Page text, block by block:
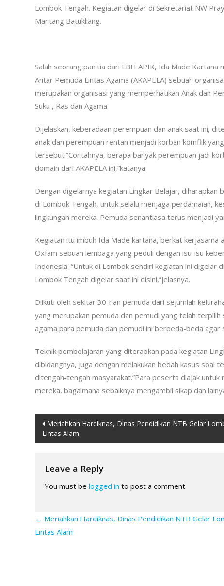
Lombok Tengah. Kegiatan digelar di Sekretariat NW
Mantang Batukliang.
Salah seorang panitia dari LBH APIK, Ida Made Kartana
Antar Pemuda Lintas Agama (AKAPELA) sebuah
merupakan organisasi yang memperhatikan Anak dan
Suku , Ras dan Agama.
Dijelaskan, keberadaan perempuan dan anak saat ini,
anak dan perempuan rentan menjadi korban komflik
tersebut.”Contahnya, berapa banyak perempuan jadi
domain dari AKAPELA ini,”katanya.
Dengan digelarnya kegiatan Lingkar Belajar,
di Lombok Tengah, untuk selalu menjaga perdamaian,
lingkungan mereka. Pemuda senantiasa terus menjadi
Kegiatan itu imbuh Ida Made kartana, berkat kerjasama
Oxfam sebuah lembaga yang peduli dengan isu-isu
Indonesia. “Untuk di Lombok sendiri kegiatan ini digelar
Lombok Tengah digelar saat ini disini,”jelasnya.
Diikuti oleh sekitar 30-han pemuda dari sejumlah
yang merupakan pemuda dan pemudi yang telah
agama para pemuda dan pemudi ini berbeda-beda
Teknik pembelajaran yang diterapkan pada kegiatan
dibidangnya, juga dengan melakukan bedah kasus
ditengah-tengah masyarakat.”Para peserta diajak
mereka, bagaimana sebaiknya mengambil sikap dan
Post
navigation
Meriahkan Hardiknas, Dinas Pendidikan NTB Gelar
Lintas Alam
Leave a Reply
You must be logged in to post a comment.
← Meriahkan Hardiknas, Dinas Pendidikan NTB Gelar
Lintas Alam